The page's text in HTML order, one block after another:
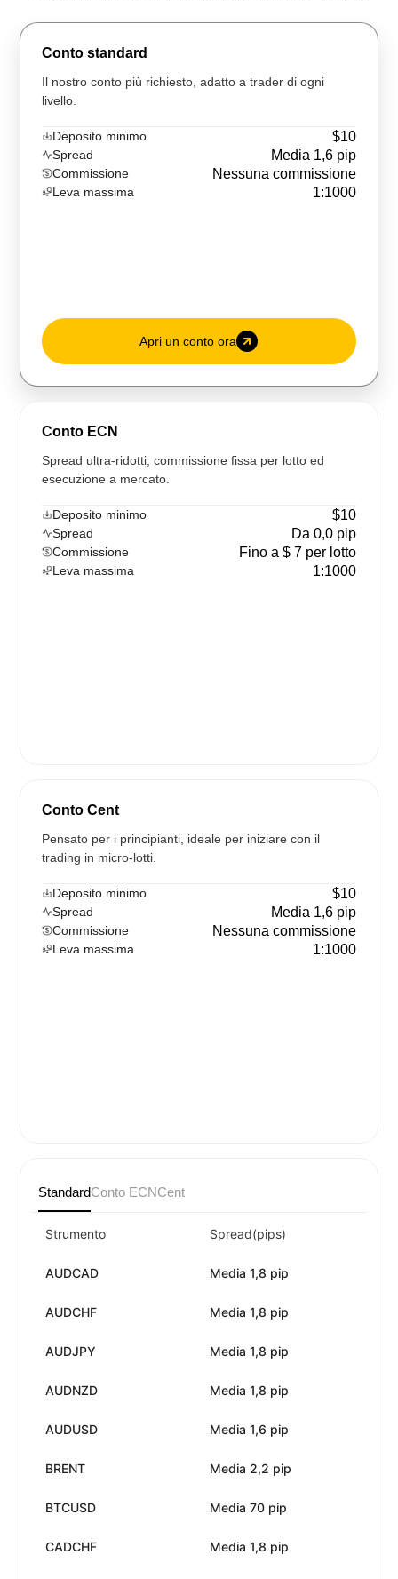
Conto standard
Il nostro conto più richiesto, adatto a trader di ogni
livello.
Deposito minimo $10
Spread Media 1,6 pip
Commissione Nessuna commissione
Leva massima 1:1000
Apri un conto ora
Conto ECN
Spread ultra-ridotti, commissione fissa per lotto ed
esecuzione a mercato.
Deposito minimo $10
Spread Da 0,0 pip
Commissione Fino a $ 7 per lotto
Leva massima 1:1000
Conto Cent
Pensato per i principianti, ideale per iniziare con il
trading in micro-lotti.
Deposito minimo $10
Spread Media 1,6 pip
Commissione Nessuna commissione
Leva massima 1:1000
StandardConto ECNCent
Strumento Spread(pips)
AUDCAD Media 1,8 pip
AUDCHF Media 1,8 pip
AUDJPY Media 1,8 pip
AUDNZD Media 1,8 pip
AUDUSD Media 1,6 pip
BRENT Media 2,2 pip
BTCUSD Media 70 pip
CADCHF Media 1,8 pip